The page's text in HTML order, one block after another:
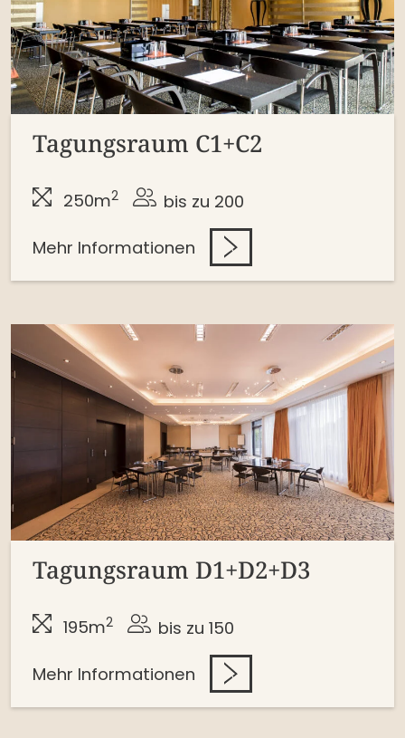
Tagungsraum C1+C2
250m2 bis zu 200
Mehr Informationen
Tagungsraum D1+D2+D3
195m2 bis zu 150
Mehr Informationen